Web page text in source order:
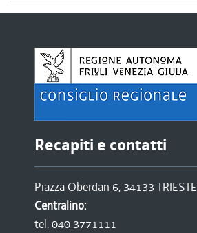
Recapiti e contatti
Piazza Oberdan 6, 34133 TRIESTE
Centralino:
tel. 040 3771111